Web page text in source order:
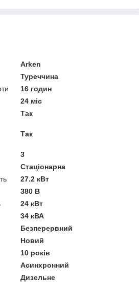
Arken
Туреччина
16 годин
24 міс
Так
Так
3
Стаціонарна
27.2 кВт
380 В
24 кВт
34 кВА
Безперервний
Новий
10 років
Асинхронний
Дизельне